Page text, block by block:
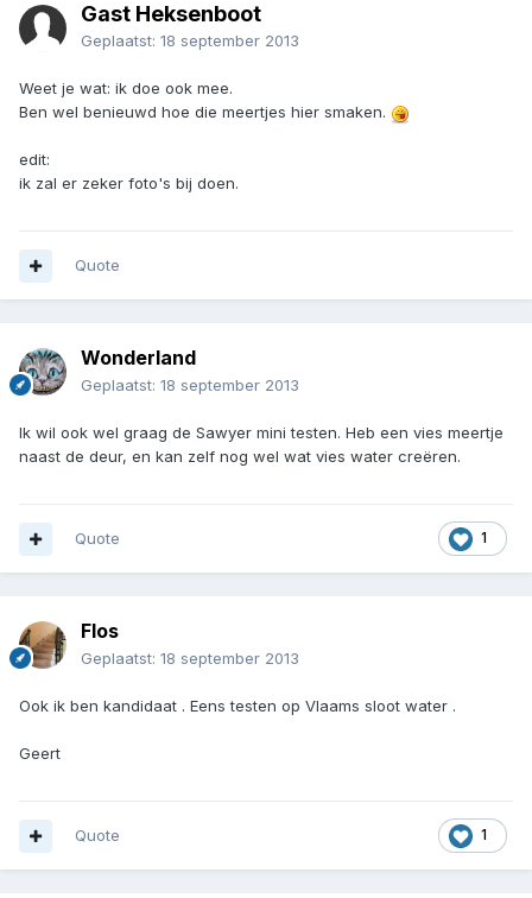
Gast Heksenboot
Geplaatst: 18 september 2013
Weet je wat: ik doe ook mee.
Ben wel benieuwd hoe die meertjes hier smaken.
edit:
ik zal er zeker foto's bij doen.
Quote
Wonderland
Geplaatst: 18 september 2013
Ik wil ook wel graag de Sawyer mini testen. Heb een vies meertje
naast de deur, en kan zelf nog wel wat vies water creëren.
1
Quote
Flos
Geplaatst: 18 september 2013
Ook ik ben kandidaat . Eens testen op Vlaams sloot water .
Geert
1
Quote